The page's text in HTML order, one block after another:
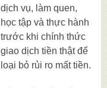
dịch vụ, làm quen,
học tập và thực hành
trước khi chính thức
giao dịch tiền thật để
loại bỏ rủi ro mất tiền.